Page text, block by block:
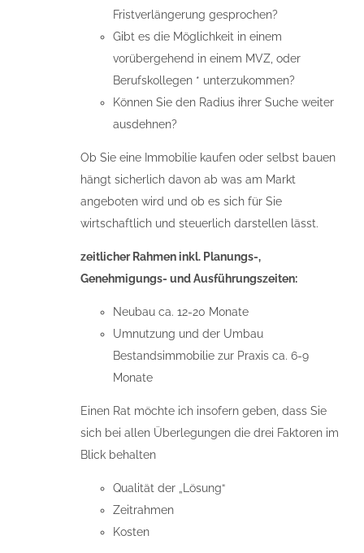
Fristverlängerung gesprochen?
Gibt es die Möglichkeit in einem
vorübergehend in einem MVZ, oder
Berufskollegen * unterzukommen?
Können Sie den Radius ihrer Suche weiter
ausdehnen?
Ob Sie eine Immobilie kaufen oder selbst bauen
hängt sicherlich davon ab was am Markt
angeboten wird und ob es sich für Sie
wirtschaftlich und steuerlich darstellen lässt.
zeitlicher Rahmen inkl. Planungs-,
Genehmigungs- und Ausführungszeiten:
Neubau ca. 12-20 Monate
Umnutzung und der Umbau
Bestandsimmobilie zur Praxis ca. 6-9
Monate
Einen Rat möchte ich insofern geben, dass Sie
sich bei allen Überlegungen die drei Faktoren im
Blick behalten
Qualität der „Lösung“
Zeitrahmen
Kosten